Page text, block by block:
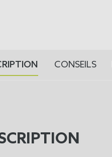
CONSEILS